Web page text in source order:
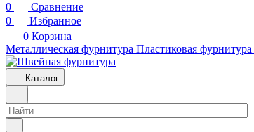
0
Сравнение
0
Избранное
0 Корзина
Металлическая фурнитура Пластиковая фурнитура
Каталог